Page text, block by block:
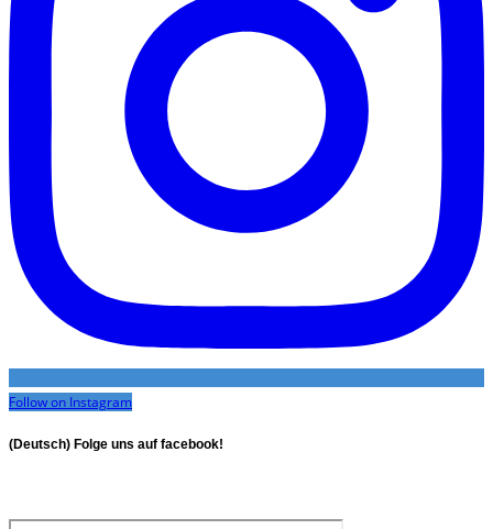
Follow on Instagram
(Deutsch) Folge uns auf facebook!